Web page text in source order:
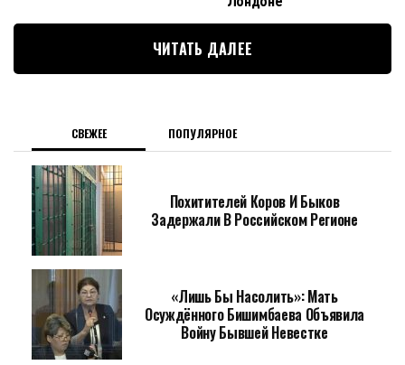
ЧИТАТЬ ДАЛЕЕ
СВЕЖЕЕ ПОПУЛЯРНОЕ
Похитителей Коров И Быков
Задержали В Российском Регионе
«Лишь Бы Насолить»: Мать
Осуждённого Бишимбаева Объявила
Войну Бывшей Невестке